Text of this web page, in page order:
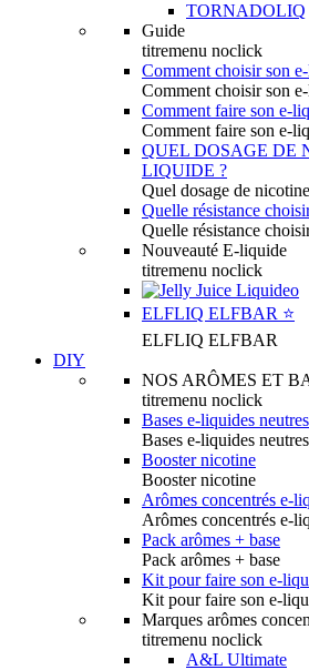
TORNADOLIQ
Guide
titremenu noclick
Comment choisir son
Comment choisir son
Comment faire son e-
Comment faire son e-
QUEL DOSAGE DE
LIQUIDE ?
Quel dosage de
Quelle résistance
Quelle résistance
Nouveauté E-liquide
titremenu noclick
ELFLIQ ELFBAR ⭐️
ELFLIQ ELFBAR
DIY
NOS ARÔMES ET
titremenu noclick
Bases e-liquides
Bases e-liquides
Booster nicotine
Booster nicotine
Arômes concentrés e-
Arômes concentrés e-
Pack arômes + base
Pack arômes + base
Kit pour faire son e-
Kit pour faire son e-
Marques arômes
titremenu noclick
A&L Ultimate